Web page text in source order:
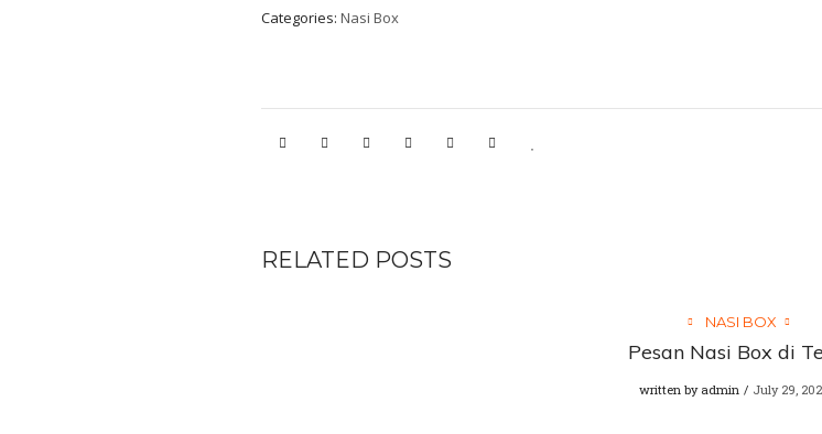
Categories: Nasi Box
RELATED POSTS
NASI BOX
Pesan Nasi Box di
written by admin July 29,